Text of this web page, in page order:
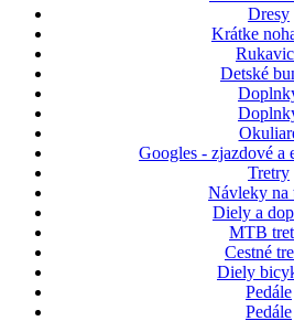
Dresy
Krátke
Detské
Googles - zjazdové a
Tretry
Návleky na
Diely a
MTB
Cestné
Diely
Pedále
Pedále